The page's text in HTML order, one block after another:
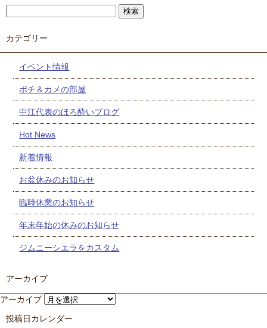
カテゴリー
イベント情報
ポチ＆カメの部屋
中江代表のほろ酔いブログ
Hot News
新着情報
お盆休みのお知らせ
臨時休業のお知らせ
年末年始の休みのお知らせ
ジムニーシエラをカスタム
アーカイブ
アーカイブ
投稿日カレンダー